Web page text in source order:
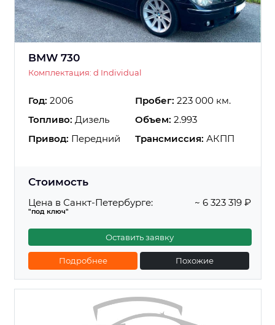
BMW 730
Комплектация: d Individual
Год: 2006 Пробег: 223 000 км.
Топливо: Дизель Объем: 2.993
Привод: Передний Трансмиссия: АКПП
Стоимость
Цена в Санкт-Петербурге:
"под ключ"
~ 6 323 319 ₽
Оставить заявку
Подробнее Похожие